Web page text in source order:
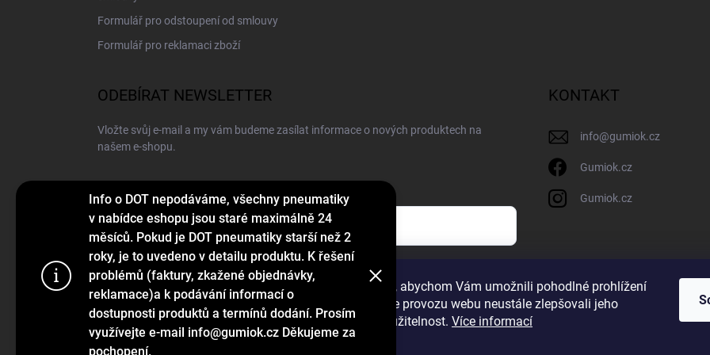
Používáme cookies, abychom Vám umožnili pohodlné prohlížení
webu a díky analýze provozu webu neustále zlepšovali jeho
funkce, výkon a použitelnost. Více informací
Info o DOT nepodáváme, všechny pneumatiky
v nabídce eshopu jsou staré maximálně 24
měsíců. Pokud je DOT pneumatiky starší než 2
roky, je to uvedeno v detailu produktu. K řešení
problémů (faktury, zkažené objednávky,
reklamace)a k podávání informací o
dostupnosti produktů a termínů dodání. Prosím
využívejte e-mail info@gumiok.cz Děkujeme za
pochopení.
Formulář pro odstoupení od smlouvy
Formulář pro reklamaci zboží
ODEBÍRAT NEWSLETTER
Vložte svůj e-mail a my vám budeme zasílat informace o nových produktech na
našem e-shopu.
E-MAIL
Vložením e-mailu souhlasíte s podmínkami ochrany osobních údajů
Přihlásit se
KONTAKT
info@gumiok.cz
Gumiok.cz
Gumiok.cz